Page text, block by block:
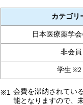
カテゴリ
日本医療薬学会
非会員
学生 ※2
※1 会費を滞納されてい
能となりますので、